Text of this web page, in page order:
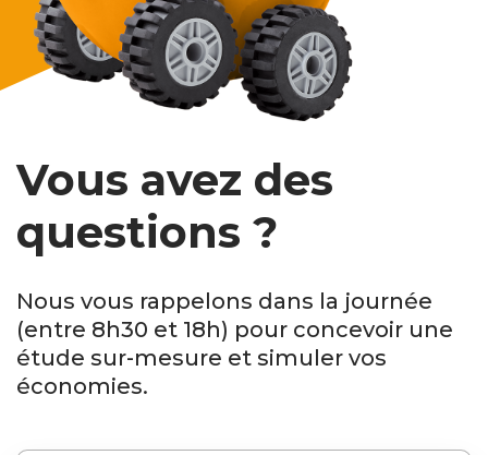
Vous avez des
questions ?
Nous vous rappelons dans la journée
(entre 8h30 et 18h) pour concevoir une
étude sur-mesure et simuler vos
économies.